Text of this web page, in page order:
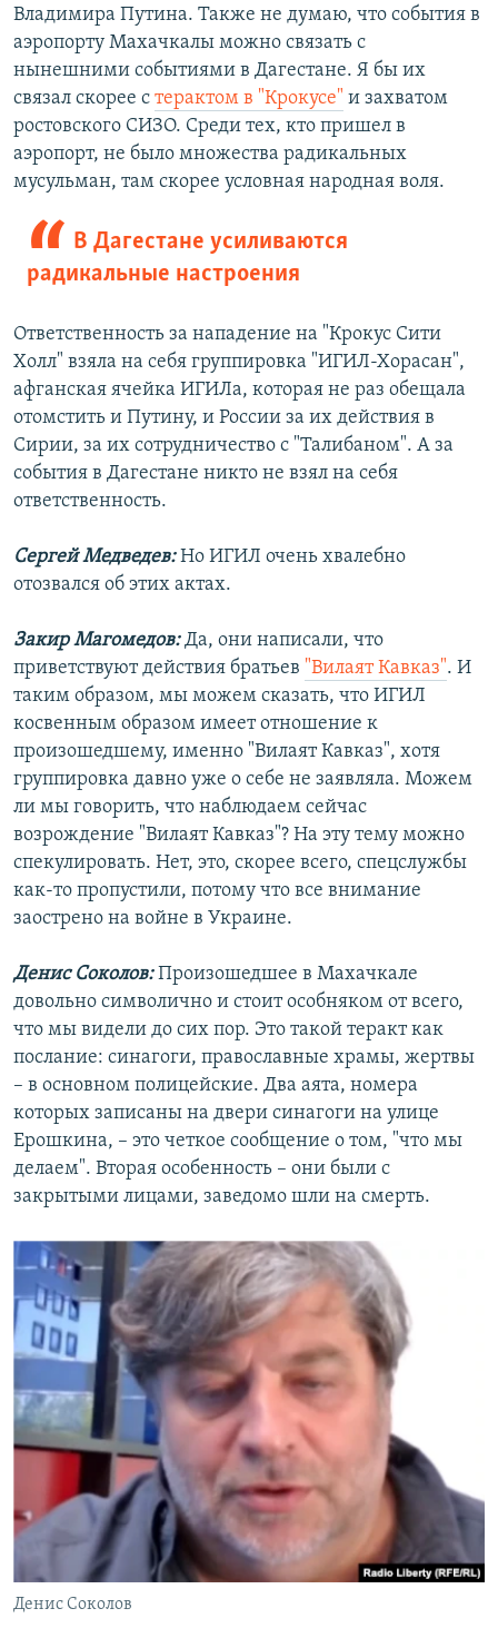
Владимира Путина. Также не думаю, что события в
аэропорту Махачкалы можно связать с
нынешними событиями в Дагестане. Я бы их
связал скорее с терактом в "Крокусе" и захватом
ростовского СИЗО. Среди тех, кто пришел в
аэропорт, не было множества радикальных
мусульман, там скорее условная народная воля.
В Дагестане усиливаются
радикальные настроения
Ответственность за нападение на "Крокус Сити
Холл" взяла на себя группировка "ИГИЛ-Хорасан",
афганская ячейка ИГИЛа, которая не раз обещала
отомстить и Путину, и России за их действия в
Сирии, за их сотрудничество с "Талибаном". А за
события в Дагестане никто не взял на себя
ответственность.
Сергей Медведев:Но ИГИЛ очень хвалебно
отозвался об этих актах.
Закир Магомедов:Да, они написали, что
приветствуют действия братьев "Вилаят Кавказ". И
таким образом, мы можем сказать, что ИГИЛ
косвенным образом имеет отношение к
произошедшему, именно "Вилаят Кавказ", хотя
группировка давно уже о себе не заявляла. Можем
ли мы говорить, что наблюдаем сейчас
возрождение "Вилаят Кавказ"? На эту тему можно
спекулировать. Нет, это, скорее всего, спецслужбы
как-то пропустили, потому что все внимание
заострено на войне в Украине.
Денис Соколов:Произошедшее в Махачкале
довольно символично и стоит особняком от всего,
что мы видели до сих пор. Это такой теракт как
послание: синагоги, православные храмы, жертвы
– в основном полицейские. Два аята, номера
которых записаны на двери синагоги на улице
Ерошкина, – это четкое сообщение о том, "что мы
делаем". Вторая особенность – они были с
закрытыми лицами, заведомо шли на смерть.
Денис Соколов